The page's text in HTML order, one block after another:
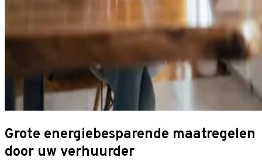
Grote energiebesparende maatregelen
door uw verhuurder